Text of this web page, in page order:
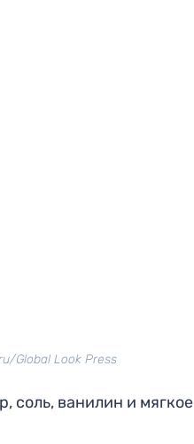
Global Look Press
соль, ванилин и мягкое